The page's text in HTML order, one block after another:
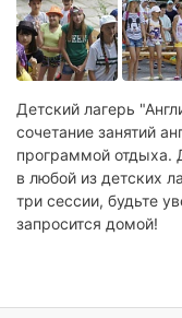
Детский лагерь
сочетание занятий
программой отдыха.
в любой из детских
три сессии, будьте
запросится домой!